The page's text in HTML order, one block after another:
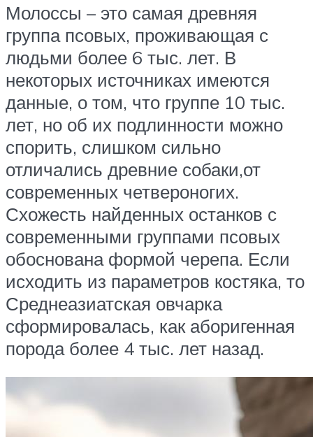
Молоссы – это самая древняя
группа псовых, проживающая с
людьми более 6 тыс. лет. В
некоторых источниках имеются
данные, о том, что группе 10 тыс.
лет, но об их подлинности можно
спорить, слишком сильно
отличались древние собаки,от
современных четвероногих.
Схожесть найденных останков с
современными группами псовых
обоснована формой черепа. Если
исходить из параметров костяка, то
Среднеазиатская овчарка
сформировалась, как аборигенная
порода более 4 тыс. лет назад.